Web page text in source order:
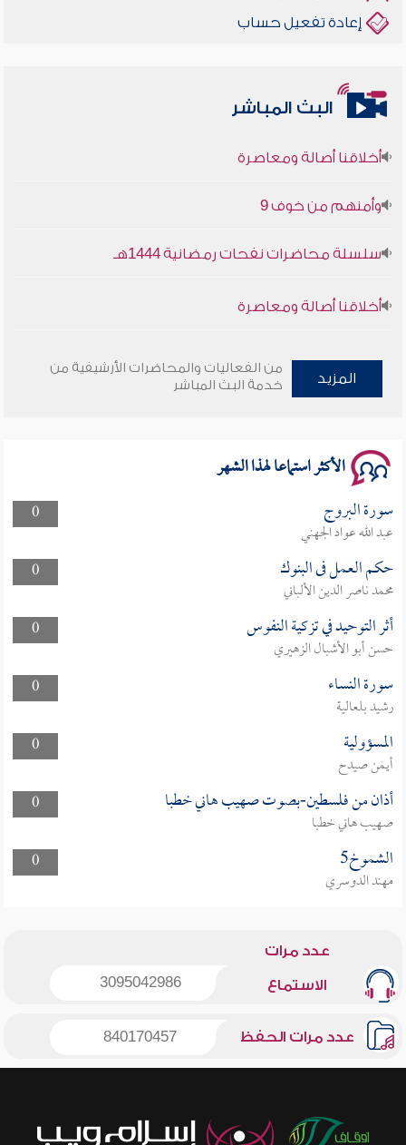
إعادة تفعيل حساب
البث المباشر
سلسلة محاضرات نفحات رمضانية 1444هـ
المزيد
من الفعاليات والمحاضرات الأرشيفية من
خدمة البث المباشر
الأكثر استماعا لهذا الشهر
0 سورة البروج
عبد الله عواد الجهني
0
حكم العمل فى البنوك
محمد ناصر الدين الألباني
0
أثر التوحيد في تزكية النفوس
حسن أبو الأشبال الزهيري
0
سورة النساء
رشيد بلعالية
0
المسؤولية
أيمن صيدح
0
أذان من فلسطين-بصوت صهيب هاني خطبا
صهيب هاني خطبا
0
الشموخ5
مهند الدوسري
عدد مرات
الاستماع 3095042986
عدد مرات الحفظ 840170457